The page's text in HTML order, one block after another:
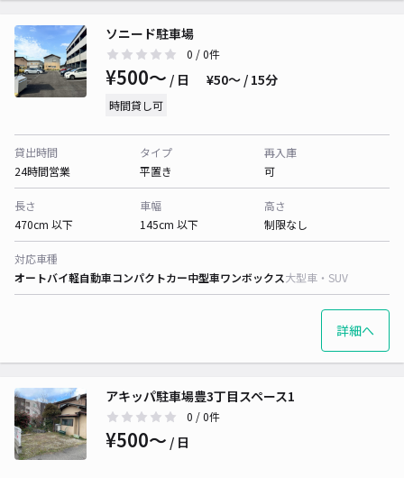
ソニード駐車場
0 / 0件
¥500〜 / 日 ¥50〜 / 15分
時間貸し可
貸出時間
24時間営業
タイプ
平置き
再入庫
可
長さ
470cm 以下
車幅
145cm 以下
高さ
制限なし
対応車種
オートバイ軽自動車コンパクトカー中型車ワンボックス大型車・SUV
詳細へ
アキッパ駐車場豊3丁目スペース1
0 / 0件
¥500〜 / 日